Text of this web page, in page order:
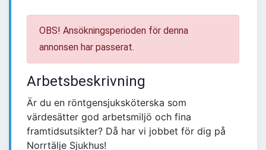
OBS! Ansökningsperioden för denna
annonsen har passerat.
Arbetsbeskrivning
Är du en röntgensjuksköterska som
värdesätter god arbetsmiljö och fina
framtidsutsikter? Då har vi jobbet för dig på
Norrtälje Sjukhus!